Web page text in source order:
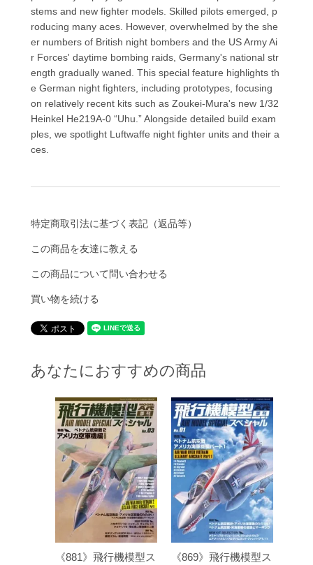
stems and new fighter models. Skilled pilots emerged, p
roducing many aces. However, overwhelmed by the she
er numbers of British night bombers and the US Army Ai
r Forces' daytime bombing raids, Germany's national str
ength gradually waned. This special feature highlights th
e German night fighters, including prototypes, focusing
on relatively recent kits such as Zoukei-Mura's new 1/32
Heinkel He219A-0 “Uhu.” Alongside detailed build exam
ples, we spotlight Luftwaffe night fighter units and their a
ces.
特定商取引法に基づく表記（返品等）
この商品を友達に教える
この商品について問い合わせる
買い物を続ける
あなたにおすすめの商品
《881》飛行機模型ス
《869》飛行機模型ス